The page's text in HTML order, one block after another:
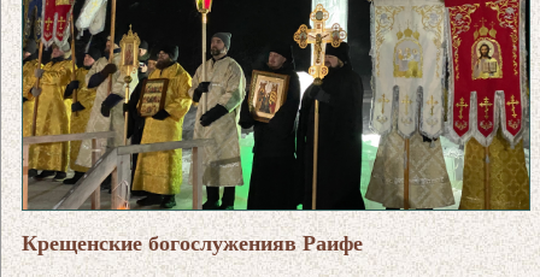
Крещенские богослуженияв Раифе